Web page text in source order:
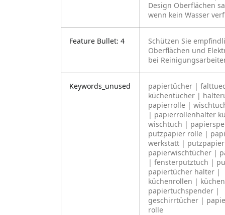
Design Oberflächen
wenn kein Wasser
Feature Bullet: 4
Schützen Sie
Oberflächen und
bei
Keywords_unused
papiertücher |
küchentücher |
papierrolle |
| papierrollenhalter
wischtuch |
putzpapier rolle |
werkstatt |
papierwischtücher |
| fensterputztuch |
papiertücher halter |
küchenrollen |
papiertuchspender |
geschirrtücher |
rolle